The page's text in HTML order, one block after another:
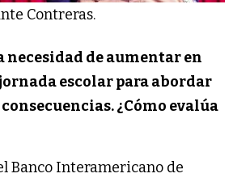
Contreras.
necesidad de aumentar en
escolar para abordar
¿Cómo evalúa
Banco Interamericano de